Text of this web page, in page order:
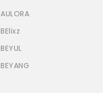
AULORA
BElixz
BEYUL
BEYANG